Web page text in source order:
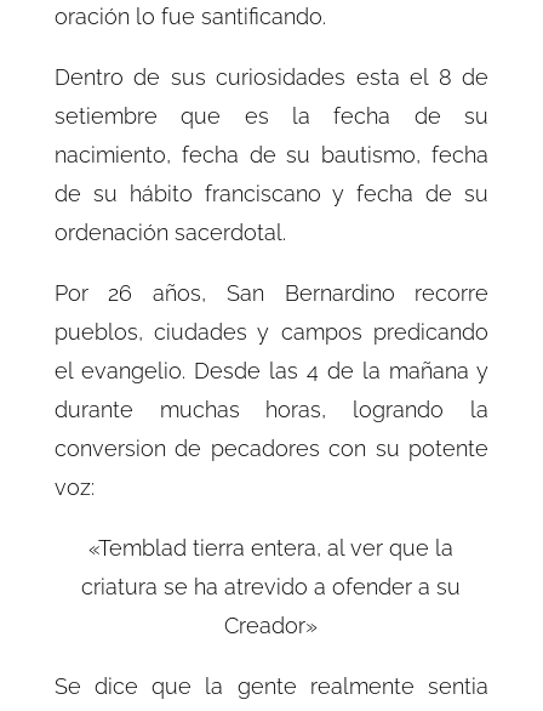
oración lo fue santificando.
Dentro de sus curiosidades esta el 8 de
setiembre que es la fecha de su
nacimiento, fecha de su bautismo, fecha
de su hábito franciscano y fecha de su
ordenación sacerdotal.
Por 26 años, San Bernardino recorre
pueblos, ciudades y campos predicando
el evangelio. Desde las 4 de la mañana y
durante muchas horas, logrando la
conversion de pecadores con su potente
voz:
«Temblad tierra entera, al ver que la
criatura se ha atrevido a ofender a su
Creador»
Se dice que la gente realmente sentia